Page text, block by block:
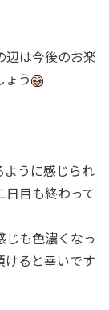
辺は今後のお楽
ょう
うに感じられ
目も終わって
も色濃くなっ
けると幸いです